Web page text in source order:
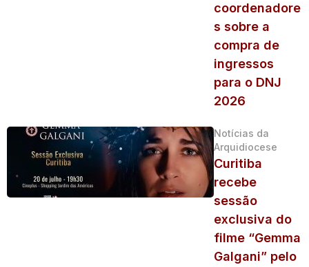
coordenadore
s sobre a
compra de
ingressos
para o DNJ
2026
Notícias da
Arquidiocese
Curitiba
recebe
sessão
exclusiva do
filme “Gemma
Galgani” pelo